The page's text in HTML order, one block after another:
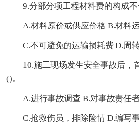
9.分部分项工程材料费的构成不
A.材料原价或供应价格 B.材料
C.不可避免的运输损耗费 D.周
10.施工现场发生安全事故后，
()。
A.进行事故调查 B.对事故责任
C.抢救伤员，排除险情 D.编写